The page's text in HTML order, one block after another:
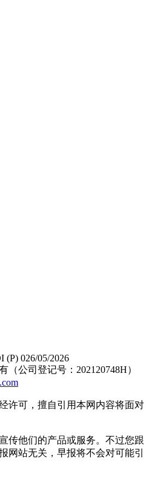
(P) 026/05/2026
公司登记号：202120748H）
许可，擅自引用本网内容将面对
传他们的产品或服务。不过您跟
网站无关，早报将不会对可能引